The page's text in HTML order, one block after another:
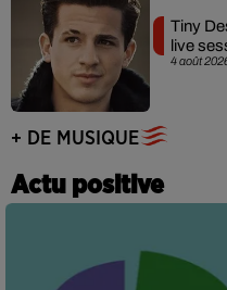
4 août
Tiny
live
+ DE MUSIQUE
Actu positive